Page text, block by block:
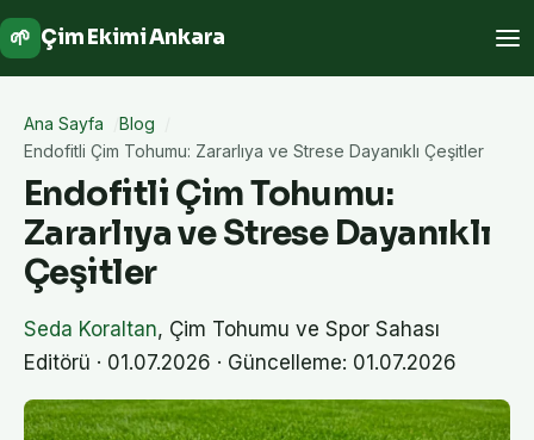
🌱 Çim Ekimi Ankara
Ana Sayfa
Blog
Endofitli Çim Tohumu: Zararlıya ve Strese Dayanıklı Çeşitler
Endofitli Çim Tohumu:
Zararlıya ve Strese Dayanıklı
Çeşitler
Seda Koraltan, Çim Tohumu ve Spor Sahası
Editörü · 01.07.2026 · Güncelleme: 01.07.2026